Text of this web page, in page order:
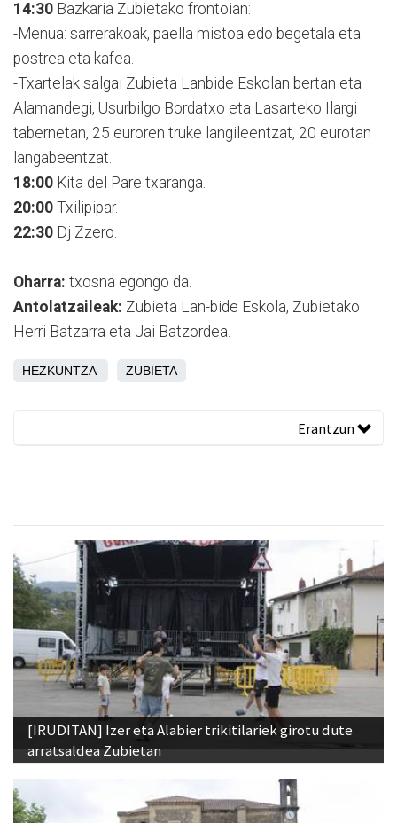
14:30 Bazkaria Zubietako frontoian:
-Menua: sarrerakoak, paella mistoa edo begetala eta
postrea eta kafea.
-Txartelak salgai Zubieta Lanbide Eskolan bertan eta
Alamandegi, Usurbilgo Bordatxo eta Lasarteko Ilargi
tabernetan, 25 euroren truke langileentzat, 20 eurotan
langabeentzat.
18:00 Kita del Pare txaranga.
20:00 Txilipipar.
22:30 Dj Zzero.
Oharra: txosna egongo da.
Antolatzaileak: Zubieta Lan-bide Eskola, Zubietako
Herri Batzarra eta Jai Batzordea.
HEZKUNTZA ZUBIETA
Erantzun
[IRUDITAN] Izer eta Alabier trikitilariek girotu dute
arratsaldea Zubietan